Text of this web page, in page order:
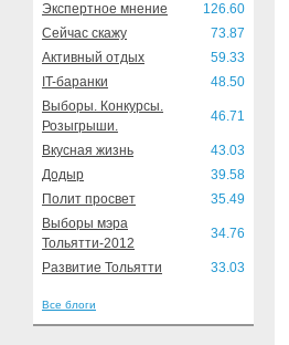
Экспертное мнение
126.60
Сейчас скажу
73.87
Активный отдых
59.33
IT-баранки
48.50
Выборы. Конкурсы.
Розыгрыши.
46.71
Вкусная жизнь
43.03
Додыр
39.58
Полит просвет
35.49
Выборы мэра
Тольятти-2012
34.76
Развитие Тольятти 33.03
Все блоги